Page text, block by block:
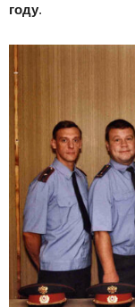
году.